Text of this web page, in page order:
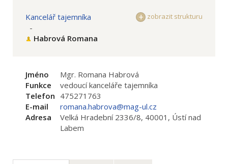
zobrazit strukturu
Kancelář tajemníka
-
Habrová Romana
Jméno
Mgr. Romana Habrová
Funkce
vedoucí kanceláře tajemníka
Telefon 475271763
E-mail
romana.habrova@mag-ul.cz
Adresa
Velká Hradební 2336/8, 40001, Ústí nad
Labem